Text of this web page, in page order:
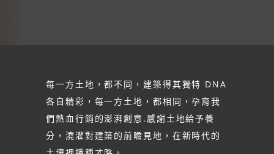
每一方土地，都不同，建築得其獨特 DNA
各自精彩，每一方土地，都相同，孕育我
們熱血行銷的澎湃創意.感謝土地給予養
分，澆灌對建築的前瞻見地，在新時代的